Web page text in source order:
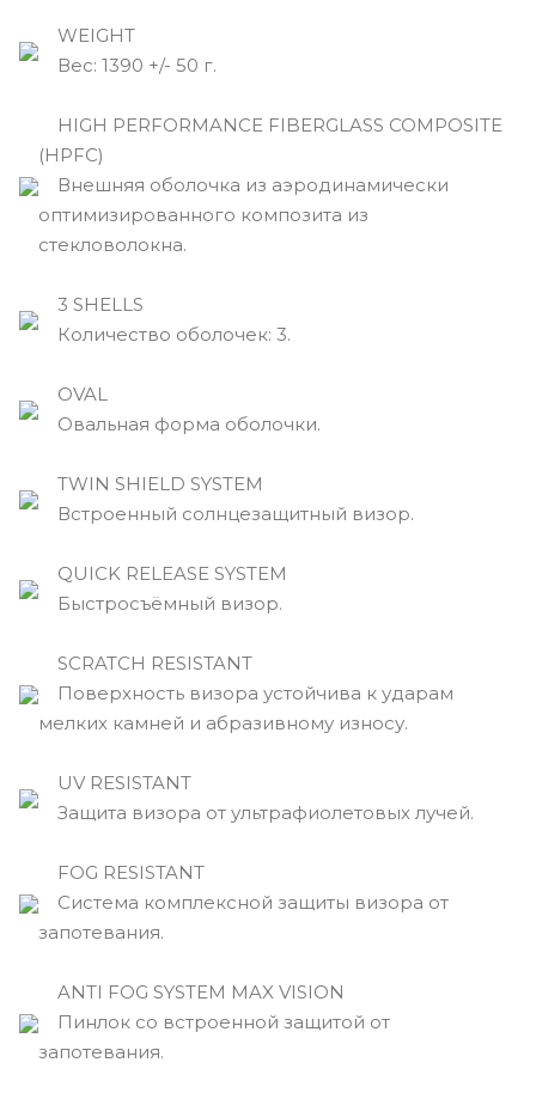
WEIGHT
Вec: 1390 +/- 50 г.
HIGH PERFORMANCE FIBERGLASS COMPOSITE
(HPFC)
Внешняя оболочка из аэродинамически
оптимизированного композита из
стекловолокна.
3 SHELLS
Количество оболочек: 3.
OVAL
Овальная форма оболочки.
TWIN SHIELD SYSTEM
Встроенный солнцезащитный визор.
QUICK RELEASE SYSTEM
Быстросъёмный визор.
SCRATCH RESISTANT
Поверхность визора устойчива к ударам
мелких камней и абразивному износу.
UV RESISTANT
Защита визора от ультрафиолетовых лучей.
FOG RESISTANT
Система комплексной защиты визора от
запотевания.
ANTI FOG SYSTEM MAX VISION
Пинлок со встроенной защитой от
запотевания.